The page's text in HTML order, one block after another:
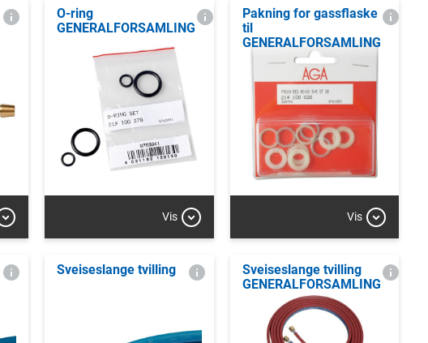
O-ring
GENERALFORSAMLING
Vis
Pakning for gassflaske
til
GENERALFORSAMLING
Vis
Sveiseslange tvilling
Sveiseslange tvilling
GENERALFORSAMLING